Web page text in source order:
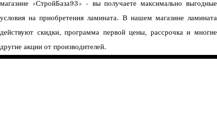
магазине «СтройБаза93» - вы получаете максимально выгодные
условия на приобретения ламината. В нашем магазине ламината
действуют скидки, программа первой цены, рассрочка и многие
другие акции от производителей.